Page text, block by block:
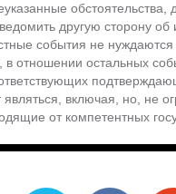
другую сторону
события не нуждаются
в отношении остальных
включая, но, не
от компетентных